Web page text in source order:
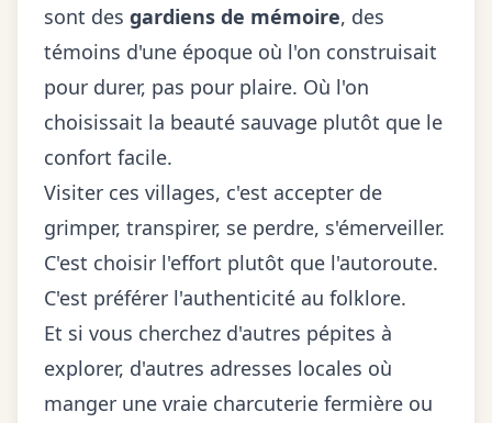
sont des gardiens de mémoire, des
témoins d'une époque où l'on construisait
pour durer, pas pour plaire. Où l'on
choisissait la beauté sauvage plutôt que le
confort facile.
Visiter ces villages, c'est accepter de
grimper, transpirer, se perdre, s'émerveiller.
C'est choisir l'effort plutôt que l'autoroute.
C'est préférer l'authenticité au folklore.
Et si vous cherchez d'autres pépites à
explorer, d'autres adresses locales où
manger une vraie charcuterie fermière ou